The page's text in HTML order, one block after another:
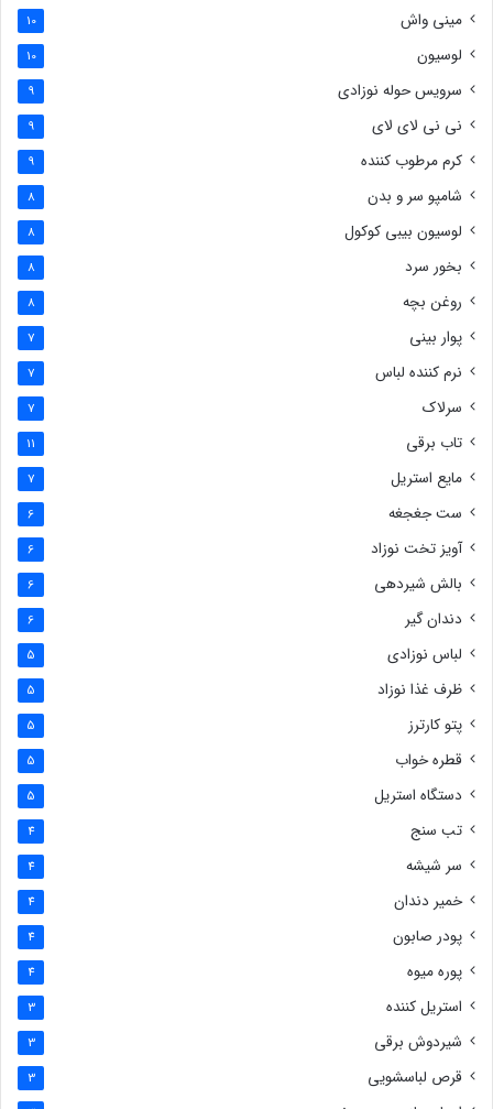
مینی واش 10
لوسیون 10
سرویس حوله نوزادی 9
نی نی لای لای 9
کرم مرطوب کننده 9
شامپو سر و بدن 8
لوسیون بیبی کوکول 8
بخور سرد 8
روغن بچه 8
پوار بینی 7
نرم کننده لباس 7
سرلاک 7
تاب برقی 11
مایع استریل 7
ست جغجغه 6
آویز تخت نوزاد 6
بالش شیردهی 6
دندان گیر 6
لباس نوزادی 5
ظرف غذا نوزاد 5
پتو کارترز 5
قطره خواب 5
دستگاه استریل 5
تب سنج 4
سر شیشه 4
خمیر دندان 4
پودر صابون 4
پوره میوه 4
استریل کننده 3
شیردوش برقی 3
قرص لباسشویی 3